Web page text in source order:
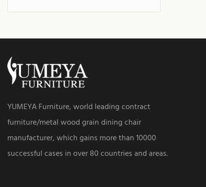
YUMEYA Furniture, world leading contract
furniture/metal wood grain dining chair
manufacturer, which gains more than 10000
successful cases in over 80 countries and areas.